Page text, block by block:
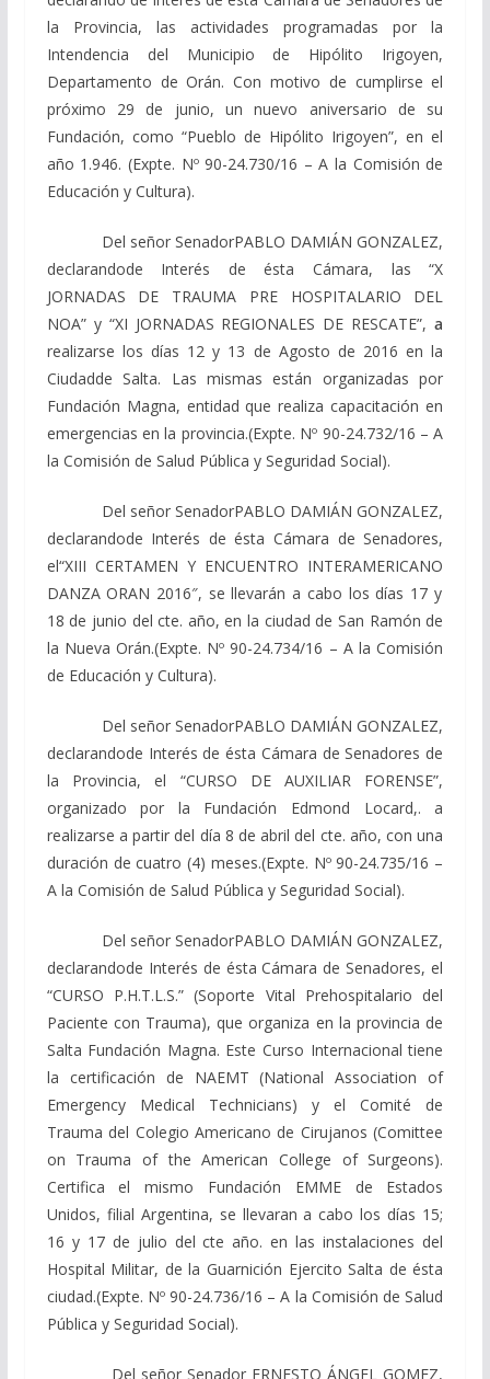
la Provincia, las actividades programadas por la
Intendencia del Municipio de Hipólito Irigoyen,
Departamento de Orán.Con motivo de cumplirse el
próximo 29 de junio, un nuevo aniversario de su
Fundación, como “Pueblo de Hipólito Irigoyen”, en el
año 1.946. (Expte. Nº 90-24.730/16 – A la Comisión de
Educación y Cultura).
Del señor SenadorPABLO DAMIÁN GONZALEZ,
declarandode Interés de ésta Cámara, las“X
JORNADAS DE TRAUMA PRE HOSPITALARIO DEL
NOA” y “XI JORNADAS REGIONALES DE RESCATE”,a
realizarse los días 12 y 13 de Agosto de 2016enla
Ciudadde Salta. Las mismas están organizadas por
Fundación Magna, entidad que realiza capacitación en
emergencias en la provincia.(Expte. Nº 90-24.732/16 – A
la Comisión de Salud Pública y Seguridad Social).
Del señor SenadorPABLO DAMIÁN GONZALEZ,
declarandode Interés de ésta Cámara de Senadores,
el“XIII CERTAMEN Y ENCUENTRO INTERAMERICANO
DANZA ORAN 2016″, se llevarán a cabo los días 17 y
18 de junio del cte. año, en la ciudad de San Ramón de
la NuevaOrán.(Expte. Nº 90-24.734/16 – A la Comisión
de Educación y Cultura).
Del señor SenadorPABLO DAMIÁN GONZALEZ,
declarandode Interés de ésta Cámara de Senadores de
la Provincia, el “CURSO DE AUXILIAR FORENSE”,
organizado por la Fundación Edmond Locard,.a
realizarse apartir del día 8 de abril del cte. año, con una
duración de cuatro (4) meses.(Expte. Nº 90-24.735/16 –
A la Comisión de Salud Pública y Seguridad Social).
Del señor SenadorPABLO DAMIÁN GONZALEZ,
declarandode Interés de ésta Cámara de Senadores, el
“CURSO P.H.T.L.S.”(Soporte Vital Prehospitalario del
Paciente con Trauma), que organiza en la provincia de
Salta Fundación Magna. Este Curso Internacional tiene
la certificación de NAEMT(National Associationof
Emergency Medical Technicians) yel Comité de
Trauma del ColegioAmericano de Cirujanos (Comittee
on Trauma oftheAmerican College of Surgeons).
Certifica el mismo Fundación EMME de Estados
Unidos, filial Argentina, se llevaran a cabo los días 15;
16 y 17 de julio del cte año. en las instalaciones del
Hospital Militar, de la Guarnición Ejercito Salta de ésta
ciudad.(Expte. Nº 90-24.736/16 – A la Comisión de Salud
Pública y Seguridad Social).
Del señor Senador ERNESTO ÁNGEL GOMEZ,